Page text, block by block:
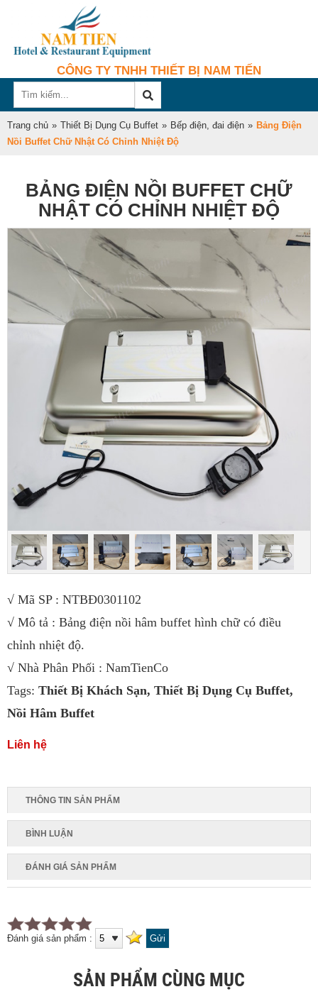
CÔNG TY TNHH THIẾT BỊ NAM TIẾN
Trang chủ » Thiết Bị Dụng Cụ Buffet » Bếp điện, đai điện » Bảng Điện
Nồi Buffet Chữ Nhật Có Chỉnh Nhiệt Độ
BẢNG ĐIỆN NỒI BUFFET CHỮ
NHẬT CÓ CHỈNH NHIỆT ĐỘ
√ Mã SP : NTBĐ0301102
√ Mô tả : Bảng điện nồi hâm buffet hình chữ có điều
chỉnh nhiệt độ.
√ Nhà Phân Phối : NamTienCo
Tags: Thiết Bị Khách Sạn, Thiết Bị Dụng Cụ Buffet,
Nồi Hâm Buffet
Liên hệ
THÔNG TIN SẢN PHẨM
BÌNH LUẬN
ĐÁNH GIÁ SẢN PHẨM
Đánh giá sản phẩm :
SẢN PHẨM CÙNG MỤC